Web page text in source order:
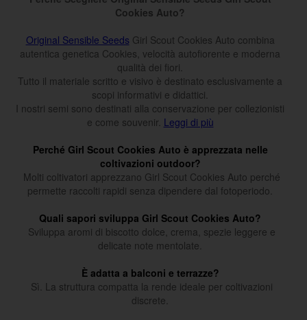
Cookies Auto?
Original Sensible Seeds Girl Scout Cookies Auto combina
autentica genetica Cookies, velocità autofiorente e moderna
qualità dei fiori.
Tutto il materiale scritto e visivo è destinato esclusivamente a
scopi informativi e didattici.
I nostri semi sono destinati alla conservazione per collezionisti
e come souvenir. Leggi di più
Perché Girl Scout Cookies Auto è apprezzata nelle
coltivazioni outdoor?
Molti coltivatori apprezzano Girl Scout Cookies Auto perché
permette raccolti rapidi senza dipendere dal fotoperiodo.
Quali sapori sviluppa Girl Scout Cookies Auto?
Sviluppa aromi di biscotto dolce, crema, spezie leggere e
delicate note mentolate.
È adatta a balconi e terrazze?
Sì. La struttura compatta la rende ideale per coltivazioni
discrete.